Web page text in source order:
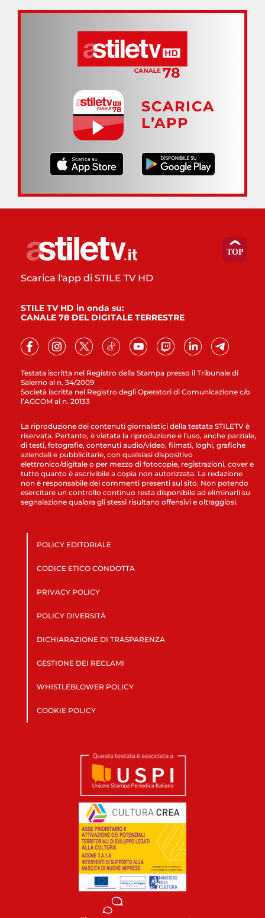
SCARICA
L’APP
Testata iscritta nel Registro della Stampa presso il Tribunale di
Salerno al n. 34/2009
Società iscritta nel Registro degli Operatori di Comunicazione c/o
l’AGCOM al n. 20133
Scarica l'app di STILE TV HD
STILE TV HD in onda su:
CANALE 78 DEL DIGITALE TERRESTRE
La riproduzione dei contenuti giornalistici della testata STILETV è
riservata. Pertanto, è vietata la riproduzione e l’uso, anche parziale,
di testi, fotografie, contenuti audio/video, filmati, loghi, grafiche
aziendali e pubblicitarie, con qualsiasi dispositivo
elettronico/digitale o per mezzo di fotocopie, registrazioni, cover e
tutto quanto è ascrivibile a copia non autorizzata. La redazione
non è responsabile dei commenti presenti sul sito. Non potendo
esercitare un controllo continuo resta disponibile ad eliminarli su
segnalazione qualora gli stessi risultano offensivi e oltraggiosi.
POLICY EDITORIALE
CODICE ETICO CONDOTTA
PRIVACY POLICY
POLICY DIVERSITÀ
DICHIARAZIONE DI TRASPARENZA
GESTIONE DEI RECLAMI
WHISTLEBLOWER POLICY
COOKIE POLICY